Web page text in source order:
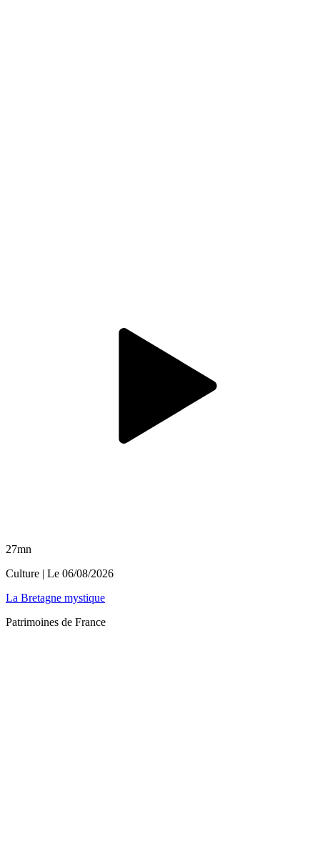
27mn
Culture | Le 06/08/2026
La Bretagne mystique
Patrimoines de France